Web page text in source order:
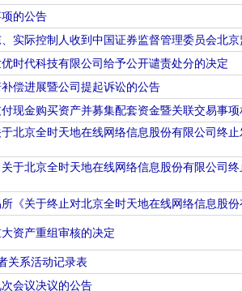
的公告
实际控制人收到中国证券监督管理委员会北
时代科技有限公司给予公开谴责处分的决定
偿进展暨公司提起诉讼的公告
现金购买资产并募集配套资金暨关联交易事
北京全时天地在线网络信息股份有限公司终
于北京全时天地在线网络信息股份有限公司
《关于终止对北京全时天地在线网络信息股
资产重组审核的决定
关系活动记录表
会议决议的公告